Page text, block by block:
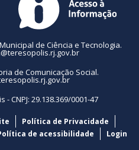
de Ciência e Tecnologia.
de Comunicação Social.
CNPJ: 29.138.369/0001-47
Política de Privacidade
de acessibilidade Login